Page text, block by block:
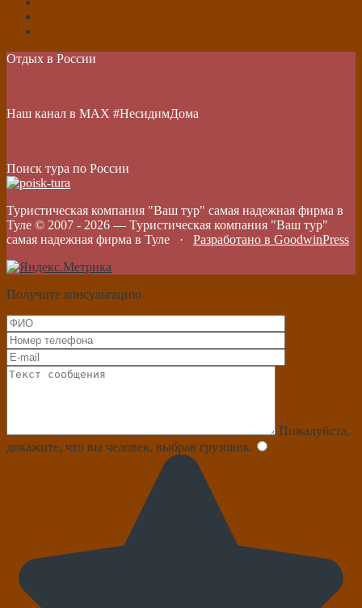
Отдых в России
Наш канал в МАХ #НесидимДома
Поиск тура по России
Туристическая компания "Ваш тур" самая надежная фирма в
Туле © 2007 - 2026 — Туристическая компания "Ваш тур"
самая надежная фирма в Туле · Разработано в GoodwinPress
Получите консультацию
Пожалуйста,
докажите, что вы человек, выбрав грузовик.